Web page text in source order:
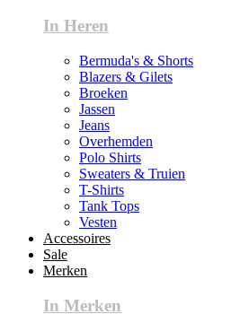
In Heren
Bermuda's & Shorts
Blazers & Gilets
Broeken
Jassen
Jeans
Overhemden
Polo Shirts
Sweaters & Truien
T-Shirts
Tank Tops
Vesten
Accessoires
Sale
Merken
In Merken